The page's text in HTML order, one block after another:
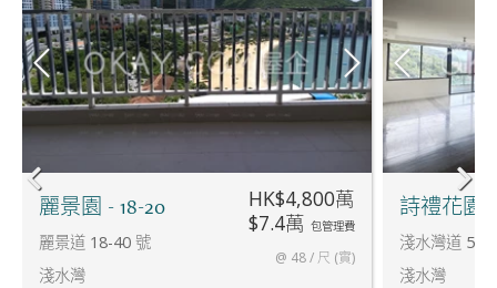
麗景園 - 18-20
麗景道 18-40 號
淺水灣
HK$4,800萬
$7.4萬 包管理費
@ 48 / 尺 (實)
詩禮花園
淺水灣道 5 號
淺水灣